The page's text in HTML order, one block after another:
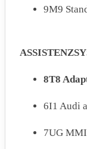
9M9
8T8
6I1 Audi
7UG